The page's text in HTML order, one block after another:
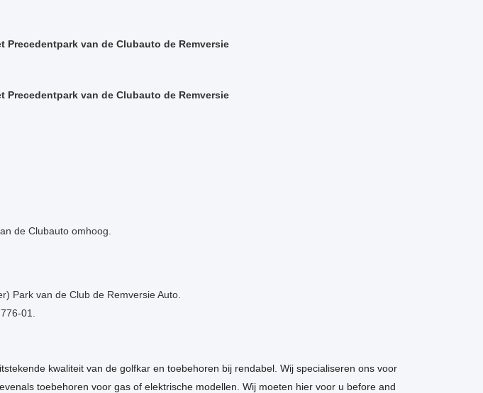
Precedentpark van de Clubauto de Remversie
Precedentpark van de Clubauto de Remversie
de Clubauto omhoog.
Park van de Club de Remversie Auto.
01.
kwaliteit van de golfkar en toebehoren bij rendabel. Wij specialiseren ons voor
toebehoren voor gas of elektrische modellen. Wij moeten hier voor u before and